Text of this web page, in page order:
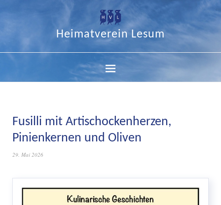
Heimatverein Lesum
Fusilli mit Artischockenherzen,
Pinienkernen und Oliven
29. Mai 2026